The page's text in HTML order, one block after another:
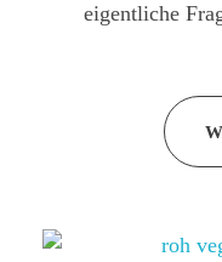
eigentliche